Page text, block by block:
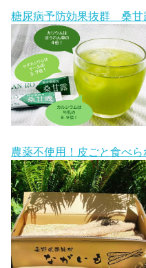
糖尿病予防効果抜群 桑甘
農薬不使用！皮ごと食べ